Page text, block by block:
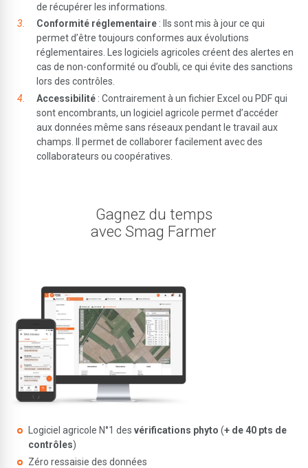
de récupérer les informations.
Conformité réglementaire : Ils sont mis à jour ce qui
permet d’être toujours conformes aux évolutions
réglementaires. Les logiciels agricoles créent des alertes en
cas de non-conformité ou d’oubli, ce qui évite des sanctions
lors des contrôles.
Accessibilité : Contrairement à un fichier Excel ou PDF qui
sont encombrants, un logiciel agricole permet d’accéder
aux données même sans réseaux pendant le travail aux
champs. Il permet de collaborer facilement avec des
collaborateurs ou coopératives.
Gagnez du temps
avec Smag Farmer
Logiciel agricole N°1 desvérifications phyto (+ de 40 pts de
contrôles)
Zéro ressaisie des données